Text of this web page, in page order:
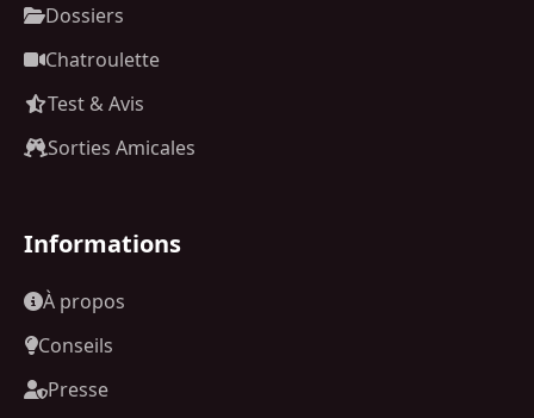
Dossiers
Chatroulette
Test & Avis
Sorties Amicales
Informations
À propos
Conseils
Presse